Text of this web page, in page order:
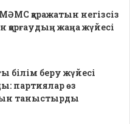
МӘМС қаражатын негізсіз
қорғаудың жаңа жүйесі
білім беру жүйесі
партиялар өз
таныстырды